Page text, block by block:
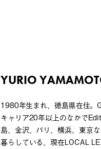
YURIO
1980年生まれ、徳島県在住
キャリア20年以上のなかで
島、金沢、パリ、横浜、東京
暮らしている、現在LOCAL